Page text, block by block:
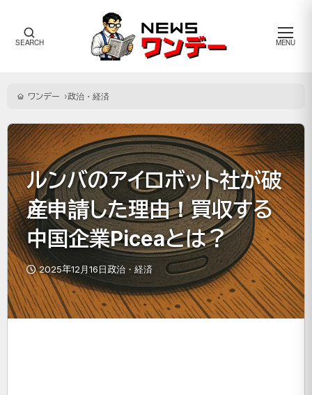
SEARCH MENU
メ
ワンデー
政治・経済
ルンバのアイロボット社が破
産申請した理由！買収する
中国企業Piceaとは？
2025年12月16日政治・経済